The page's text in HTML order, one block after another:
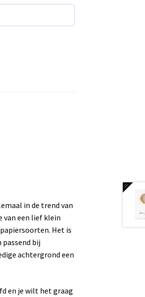
in de trend van
van een lief klein
Het is
passend bij
achtergrond een
en je wilt het graag